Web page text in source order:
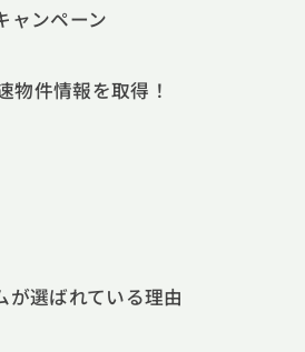
ャンペーン
物件情報を取得！
が選ばれている理由